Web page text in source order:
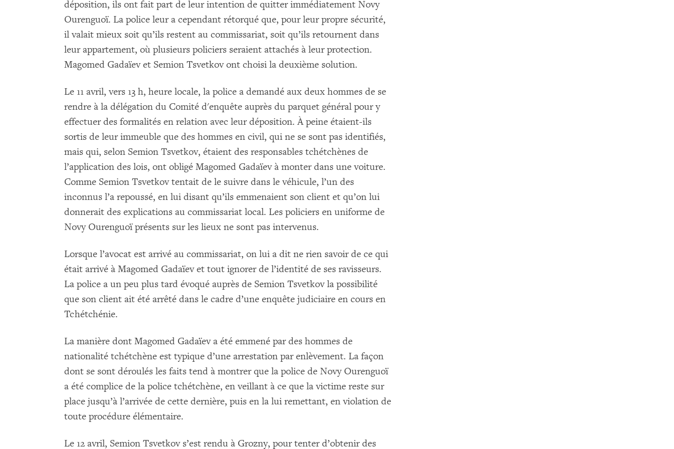
déposition, ils ont fait part de leur intention de quitter immédiatement Novy
Ourenguoï. La police leur a cependant rétorqué que, pour leur propre sécurité,
il valait mieux soit qu’ils restent au commissariat, soit qu’ils retournent dans
leur appartement, où plusieurs policiers seraient attachés à leur protection.
Magomed Gadaïev et Semion Tsvetkov ont choisi la deuxième solution.
Le 11 avril, vers 13 h, heure locale, la police a demandé aux deux hommes de se
rendre à la délégation du Comité d'enquête auprès du parquet général pour y
effectuer des formalités en relation avec leur déposition. À peine étaient-ils
sortis de leur immeuble que des hommes en civil, qui ne se sont pas identifiés,
mais qui, selon Semion Tsvetkov, étaient des responsables tchétchènes de
l’application des lois, ont obligé Magomed Gadaïev à monter dans une voiture.
Comme Semion Tsvetkov tentait de le suivre dans le véhicule, l’un des
inconnus l’a repoussé, en lui disant qu’ils emmenaient son client et qu’on lui
donnerait des explications au commissariat local. Les policiers en uniforme de
Novy Ourenguoï présents sur les lieux ne sont pas intervenus.
Lorsque l’avocat est arrivé au commissariat, on lui a dit ne rien savoir de ce qui
était arrivé à Magomed Gadaïev et tout ignorer de l’identité de ses ravisseurs.
La police a un peu plus tard évoqué auprès de Semion Tsvetkov la possibilité
que son client ait été arrêté dans le cadre d’une enquête judiciaire en cours en
Tchétchénie.
La manière dont Magomed Gadaïev a été emmené par des hommes de
nationalité tchétchène est typique d’une arrestation par enlèvement. La façon
dont se sont déroulés les faits tend à montrer que la police de Novy Ourenguoï
a été complice de la police tchétchène, en veillant à ce que la victime reste sur
place jusqu’à l’arrivée de cette dernière, puis en la lui remettant, en violation de
toute procédure élémentaire.
Le 12 avril, Semion Tsvetkov s’est rendu à Grozny, pour tenter d’obtenir des